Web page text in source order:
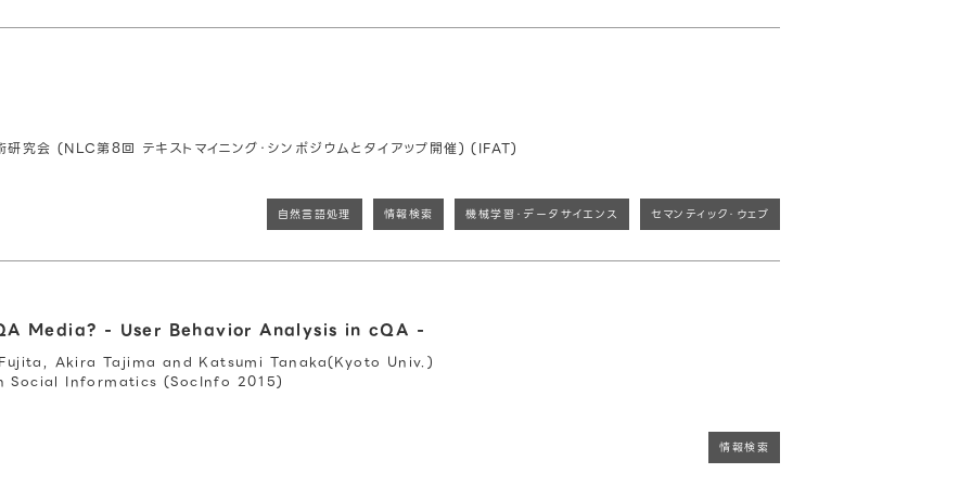
究会 (NLC第8回 テキストマイニング・シンポジウムとタイアップ開催) (IFAT)
自然言語処理 情報検索 機械学習・データサイエンス セマンティック・ウェブ
Media? - User Behavior Analysis in cQA -
Akira Tajima and Katsumi Tanaka(Kyoto Univ.)
Informatics (SocInfo 2015)
情報検索